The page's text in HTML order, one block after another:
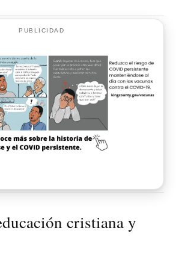
PUBLICIDAD
cristiana y